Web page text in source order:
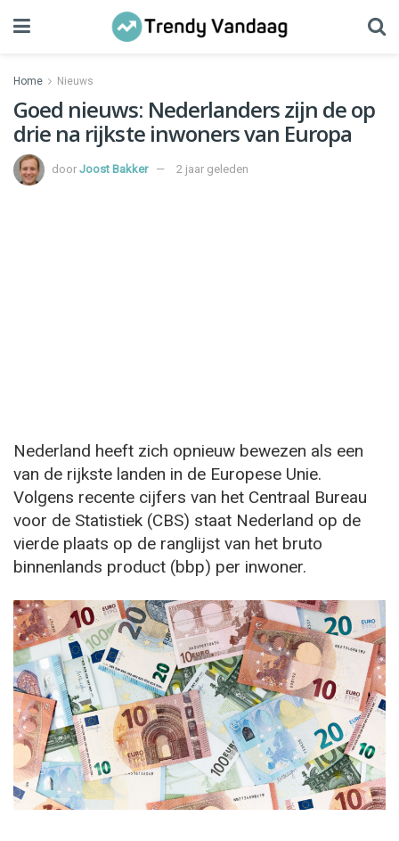
Home Nieuws
Goed nieuws: Nederlanders zijn de op
drie na rijkste inwoners van Europa
door Joost Bakker 2 jaar geleden
Nederland heeft zich opnieuw bewezen als een
van de rijkste landen in de Europese Unie.
Volgens recente cijfers van het Centraal Bureau
voor de Statistiek (CBS) staat Nederland op de
vierde plaats op de ranglijst van het bruto
binnenlands product (bbp) per inwoner.